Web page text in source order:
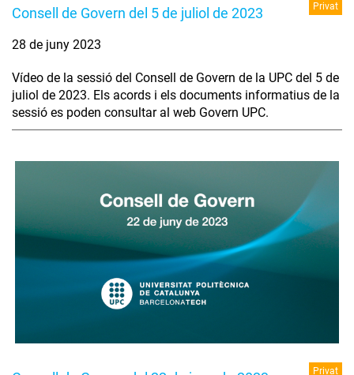
Consell de Govern del 5 de juliol de 2023 Privat
28 de juny 2023
Vídeo de la sessió del Consell de Govern de la UPC del 5 de
juliol de 2023. Els acords i els documents informatius de la
sessió es poden consultar al web Govern UPC.
Privat